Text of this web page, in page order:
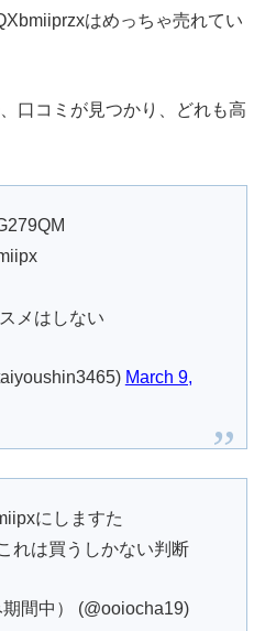
はめっちゃ売れてい
口コミが見つかり、どれも高
メはしない
March 9,
にしますた
れは買うしかない判断
間中） (@ooiocha19)